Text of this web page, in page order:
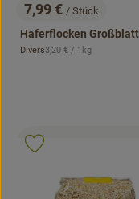
, Preis:
7,99 € / Stück
Haferflocken
, Herkunft:
Divers, Referenzpreis:
3,20 € / 1kg